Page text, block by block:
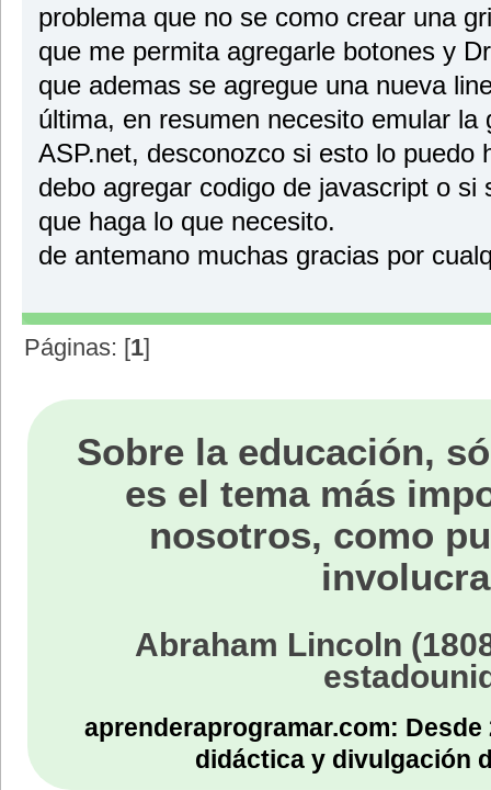
return !dataGridViewWantsInputKey;
}
// Implements the
// method.
public void PrepareEditingControlForEdit(bool selectAll)
{
}
// Implements the IDataGridViewEditingControl
public bool RepositionEditingControlOnValueChange
{
get
// Implements the IDataGridViewEditingControl
{
{
return dataGridView;
set
{
// Implements the IDataGridViewEditingControl
get
{
TextChanged = value;
}
problema que no se como crear una
que me permita agregarle botones y
que ademas se agregue una nueva
última, en resumen necesito emular
ASP.net, desconozco si esto lo puedo
debo agregar codigo de javascript o
que haga lo que necesito.
de antemano muchas gracias por
Páginas: [1]
Sobre la educación,
es el tema más
nosotros, como
Abraham Lincoln
aprenderaprogramar.com:
didáctica y divulgación